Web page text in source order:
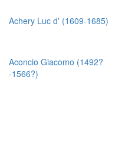
Achery Luc d' (1609-1685)
Aconcio Giacomo (1492?
-1566?)